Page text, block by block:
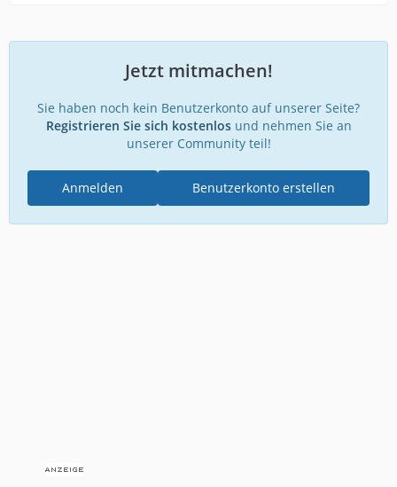
Jetzt mitmachen!
Sie haben noch kein Benutzerkonto auf unserer Seite?
Registrieren Sie sich kostenlosund nehmen Sie an
unserer Community teil!
Benutzerkonto erstellen
Anmelden